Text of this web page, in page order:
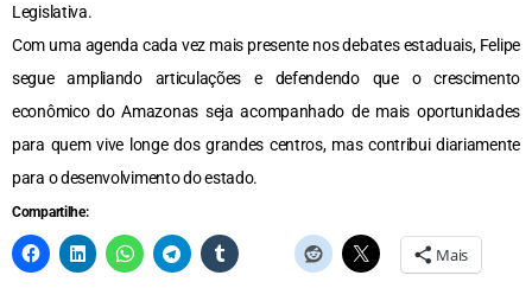
Legislativa.
Com uma agenda cada vez mais presente nos debates estaduais, Felipe
segue ampliando articulações e defendendo que o crescimento
econômico do Amazonas seja acompanhado de mais oportunidades
para quem vive longe dos grandes centros, mas contribui diariamente
para o desenvolvimento do estado.
Compartilhe:
Mais